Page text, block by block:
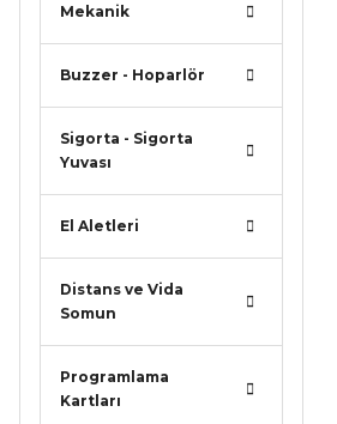
Mekanik
Buzzer - Hoparlör
Sigorta - Sigorta
Yuvası
El Aletleri
Distans ve Vida
Somun
Programlama
Kartları